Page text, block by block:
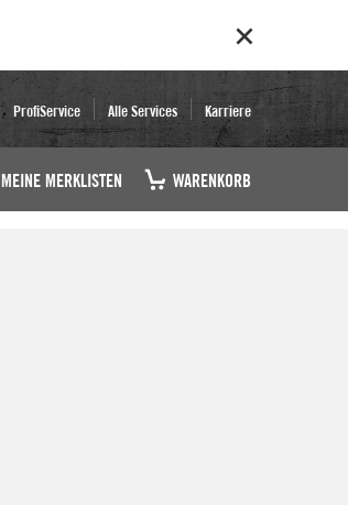
ProfiService Alle Services Karriere
MEINE MERKLISTEN WARENKORB